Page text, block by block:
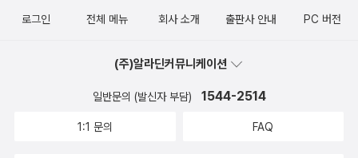
인 『프로테스탄티즘의 윤리와 자본주의 정신』을 제외한 막스 베버 저
라고 쓰는...), 『사회학적 상상력』3. 로버트 킹 머튼, 『Social Theor
t Cox Merton은 그 아들이다. 아직 국역되지 않았다. 아래 『On Th
eoretical Sociology』3~5장에 1부가 실려 있다.) 4. 막스 베
수하고 있는 작품이라고 한다. <세 평의 행복, 연꽃 빌라>는 소설은
떠나 다 쓰러져 가는 빌라에서 새로운 삶을 시작하는 과정'을 그린 무
레 요코의 소설이다. <노조키메>는 북로드에서 나온 '스코리콜렉터'
다 신조의 작품이다. 퍼트리샤 하이스미스의 <리플리> 5권
로그인 전체 메뉴 회사 소개 출판사 안내 PC 버전
(주)알라딘커뮤니케이션
일반문의 (발신자 부담) 1544-2514
1:1 문의 FAQ